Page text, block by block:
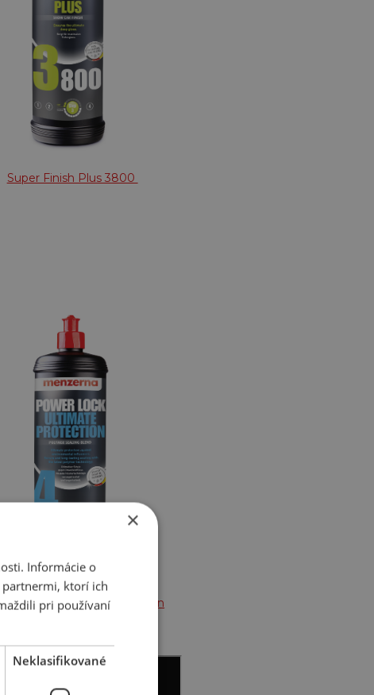
Super Finish Plus 3800
Lock Ultimate Protection
×
Informácie o
ktorí ich
pri používaní
Neklasifikované